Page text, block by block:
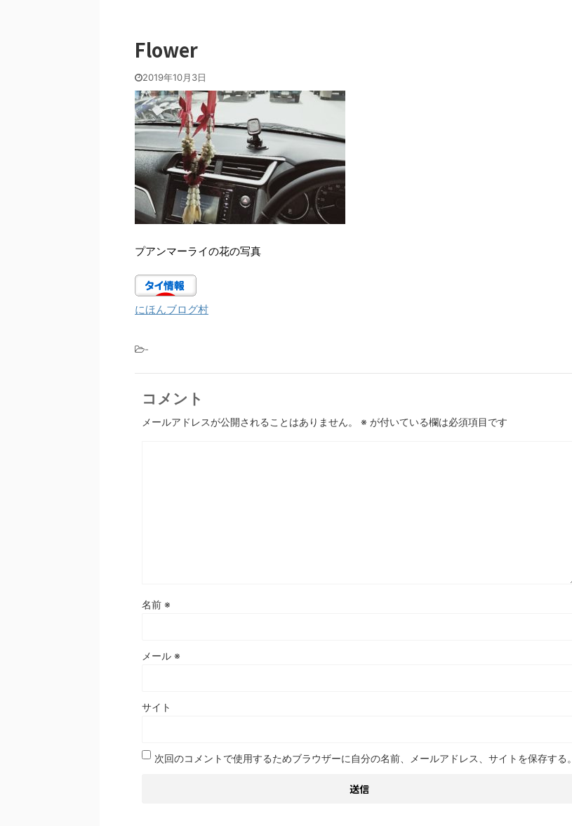
Flower
2019年10月3日
プアンマーライの花の写真
にほんブログ村
-
コメント
メールアドレスが公開されることはありません。 ※ が付いている欄は必須項目です
名前 ※
メール ※
サイト
次回のコメントで使用するためブラウザーに自分の名前、メールアドレス、サイトを保存する。